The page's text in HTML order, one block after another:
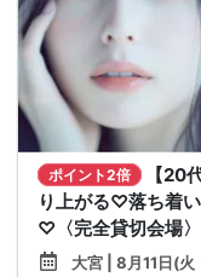
ポイント2倍
【20
り上がる♡落ち着
♡〈完全貸切会場〉
大宮 | 8月11日(